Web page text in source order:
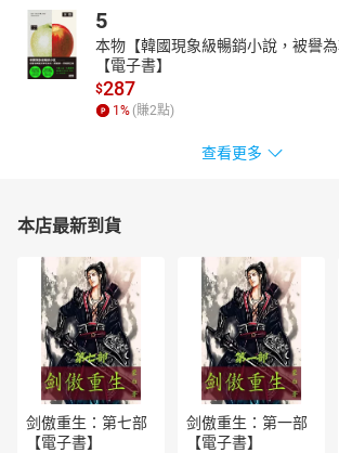
語學堂】，藉由好看的故事，將經典帶入日常生
生打好堅實基礎。
孫梓評
1976年開始使用。東華大學創作與英語文學
職報社副刊。出版散文《知影》、小說《男身》
害怕失控的身體或意志。意外展開童書創作，已
蘇力卡
蘇力卡，插畫工作者，作品散見報雜出版品
喜歡繪畫、也愛手作、後來又愛上裁縫，著
前也以Zine獨立出版圖文創作；未來會繼續以插
達自己對生活的一些小小想法。
5
本物【韓國現象級暢銷小說，被譽為
【電子書】
$287
1 % (賺2點)
查看更多
本店最新到貨
剑傲重生：第七部
【電子書】
剑傲重生：第一部
【電子書】